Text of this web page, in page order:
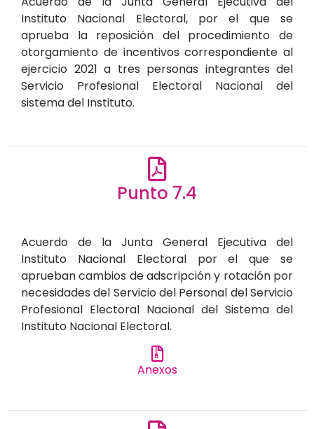
Instituto Nacional Electoral, por el que se
aprueba la reposición del procedimiento de
otorgamiento de incentivos correspondiente al
ejercicio 2021 a tres personas integrantes del
Servicio Profesional Electoral Nacional del
sistema del Instituto.
Punto 7.4
Acuerdo de la Junta General Ejecutiva del
Instituto Nacional Electoral por el que se
aprueban cambios de adscripción y rotación por
necesidades del Servicio del Personal del Servicio
Profesional Electoral Nacional del Sistema del
Instituto Nacional Electoral.
Anexos